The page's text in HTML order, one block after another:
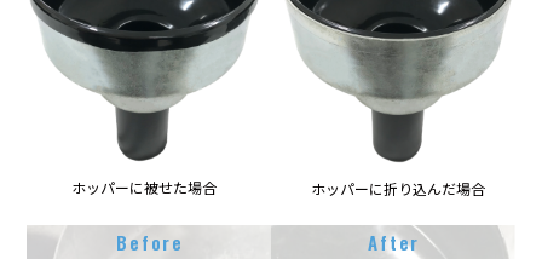
ホッパーに被せた場合 ホッパーに折り込んだ場合
Before After